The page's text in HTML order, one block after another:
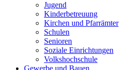
Jugend
Kinderbetreuung
Kirchen und Pfarrämter
Schulen
Senioren
Soziale Einrichtungen
Volkshochschule
Gewerbe und Bauen